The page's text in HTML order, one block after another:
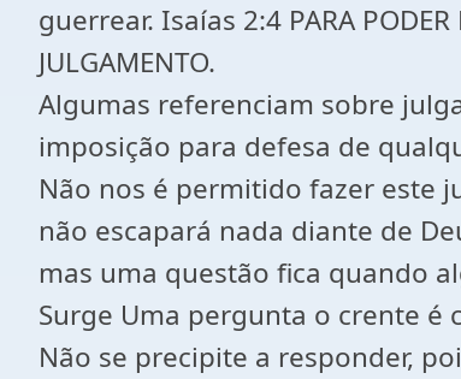
guerrear. Isaías 2:4 PARA PODER
JULGAMENTO.
Algumas referenciam sobre
imposição para defesa de
Não nos é permitido fazer este
não escapará nada diante de
mas uma questão fica quando
Surge Uma pergunta o crente é
Não se precipite a responder,